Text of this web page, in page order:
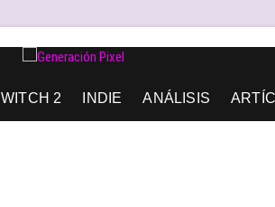
2 INDIE ANÁLISIS